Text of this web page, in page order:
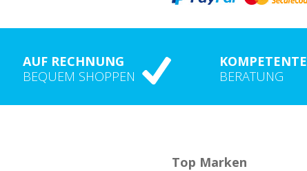
AUF RECHNUNG
BEQUEM SHOPPEN
KOMPETENTE
BERATUNG
Top Marken